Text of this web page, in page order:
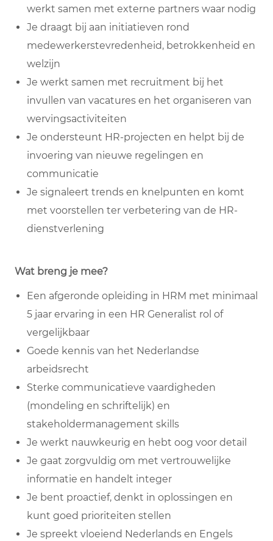
werkt samen met externe partners waar nodig
Je draagt bij aan initiatieven rond
medewerkerstevredenheid, betrokkenheid en
welzijn
Je werkt samen met recruitment bij het
invullen van vacatures en het organiseren van
wervingsactiviteiten
Je ondersteunt HR-projecten en helpt bij de
invoering van nieuwe regelingen en
communicatie
Je signaleert trends en knelpunten en komt
met voorstellen ter verbetering van de HR-
dienstverlening
Wat breng je mee?
Een afgeronde opleiding in HRM met minimaal
5 jaar ervaring in een HR Generalist rol of
vergelijkbaar
Goede kennis van het Nederlandse
arbeidsrecht
Sterke communicatieve vaardigheden
(mondeling en schriftelijk) en
stakeholdermanagement skills
Je werkt nauwkeurig en hebt oog voor detail
Je gaat zorgvuldig om met vertrouwelijke
informatie en handelt integer
Je bent proactief, denkt in oplossingen en
kunt goed prioriteiten stellen
Je spreekt vloeiend Nederlands en Engels